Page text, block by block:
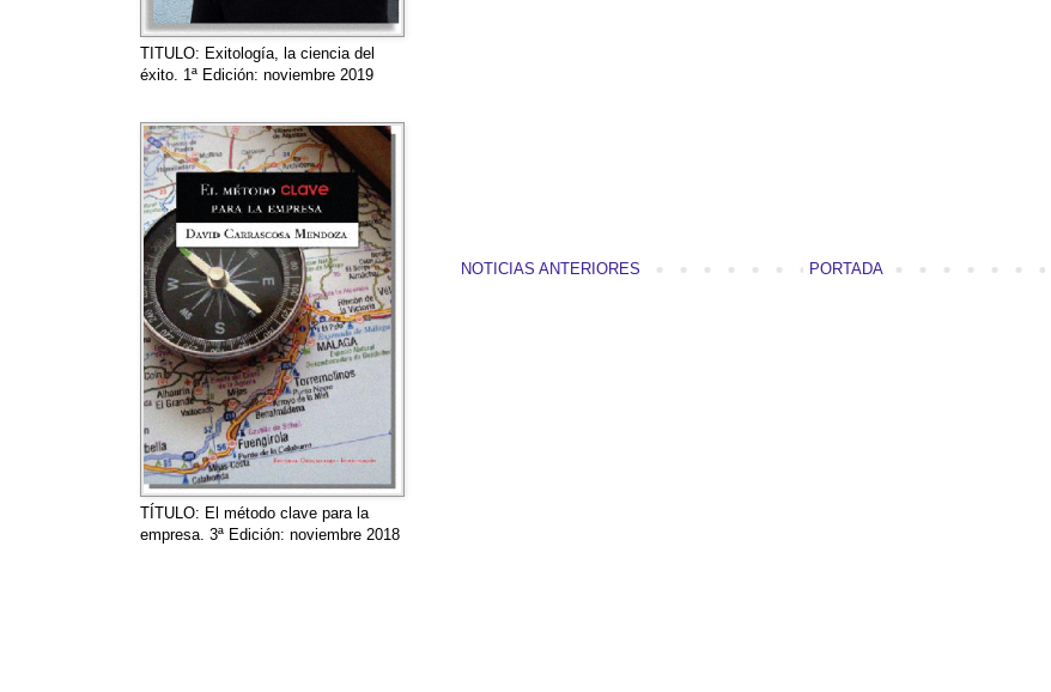
NOTICIAS ANTERIORES PORTADA
TITULO: Exitología, la ciencia del
éxito. 1ª Edición: noviembre 2019
TÍTULO: El método clave para la
empresa. 3ª Edición: noviembre 2018